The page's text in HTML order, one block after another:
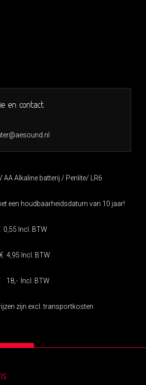
en contact
AA Alkaline batterij / Penlite/ LR6
een houdbaarheidsdatum van 10 jaar!
Incl. BTW
4,95 Incl. BTW
18,- Incl. BTW
zijn excl. transportkosten